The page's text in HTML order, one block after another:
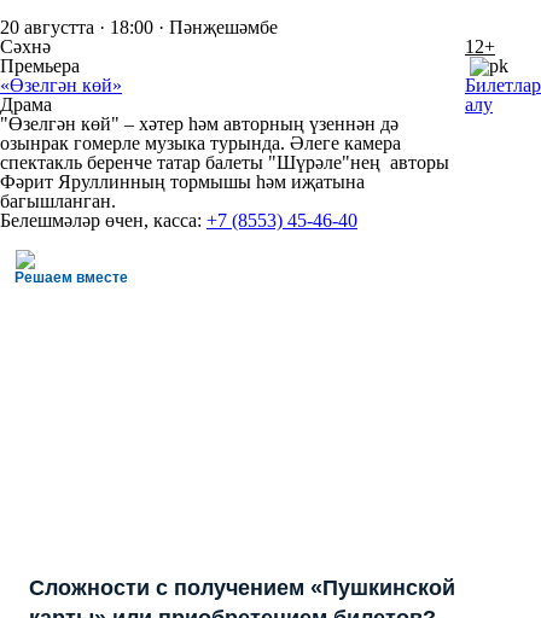
20 августта · 18:00 · Пәнҗешәмбе
Сәхнә
Премьера
«Өзелгән көй»
Драма
"Өзелгән көй" – хәтер һәм авторның үзеннән дә
озынрак гомерле музыка турында. Әлеге камера
спектакль беренче татар балеты "Шүрәле"нең авторы
Фәрит Яруллинның тормышы һәм иҗатына
багышланган.
12+
Билетлар
алу
Белешмәләр өчен, касса: +7 (8553) 45-46-40
Решаем вместе
Сложности с получением «Пушкинской